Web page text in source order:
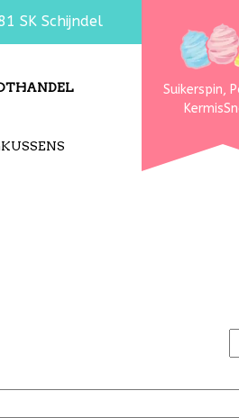
SK Schijndel
Suikerspin,